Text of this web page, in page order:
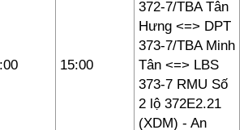
15:00
372-7/TBA Tân
Hưng <=> DPT
373-7/TBA Minh
Tân <=> LBS
373-7 RMU Số
2 lộ 372E2.21
(XDM) - An